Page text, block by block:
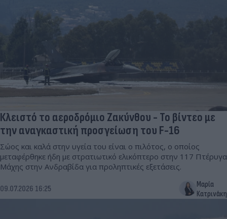
Κλειστό το αεροδρόμιο Ζακύνθου - Το βίντεο με
την αναγκαστική προσγείωση του F-16
Σώος και καλά στην υγεία του είναι ο πιλότος, ο οποίος
μεταφέρθηκε ήδη με στρατιωτικό ελικόπτερο στην 117 Πτέρυγα
Μάχης στην Ανδραβίδα για προληπτικές εξετάσεις.
09.07.2026 16:25
Μαρία
Κατρινάκη